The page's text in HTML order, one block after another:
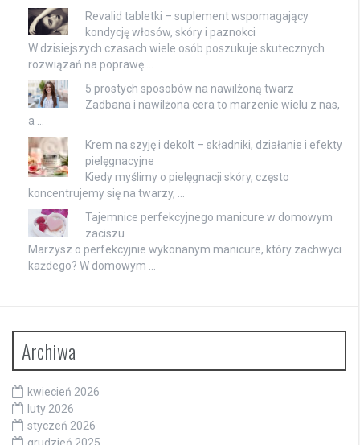
Revalid tabletki – suplement wspomagający
kondycję włosów, skóry i paznokci
W dzisiejszych czasach wiele osób poszukuje skutecznych
rozwiązań na poprawę …
5 prostych sposobów na nawilżoną twarz
Zadbana i nawilżona cera to marzenie wielu z nas,
a …
Krem na szyję i dekolt – składniki, działanie i efekty
pielęgnacyjne
Kiedy myślimy o pielęgnacji skóry, często
koncentrujemy się na twarzy, …
Tajemnice perfekcyjnego manicure w domowym
zaciszu
Marzysz o perfekcyjnie wykonanym manicure, który zachwyci
każdego? W domowym …
Archiwa
kwiecień 2026
luty 2026
styczeń 2026